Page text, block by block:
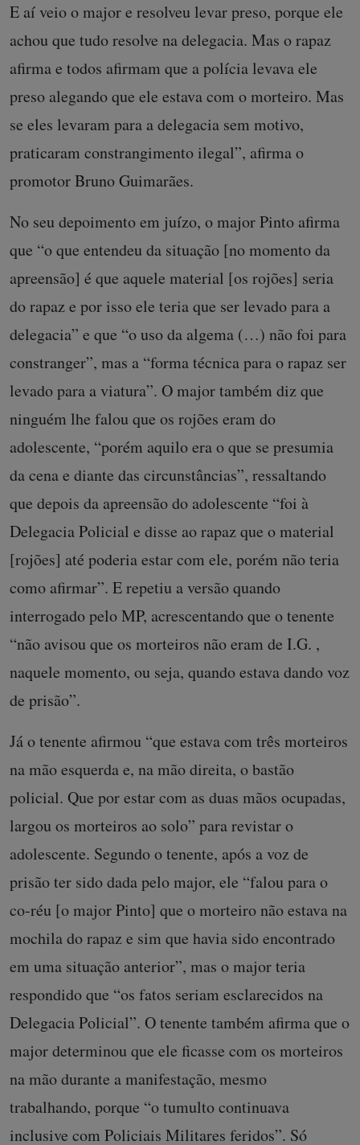
E aí veio o major e resolveu levar preso, porque ele
achou que tudo resolve na delegacia. Mas o rapaz
afirma e todos afirmam que a polícia levava ele
preso alegando que ele estava com o morteiro. Mas
se eles levaram para a delegacia sem motivo,
praticaram constrangimento ilegal”, afirma o
promotor Bruno Guimarães.
No seu depoimento em juízo, o major Pinto afirma
que “o que entendeu da situação [no momento da
apreensão] é que aquele material [os rojões] seria
do rapaz e por isso ele teria que ser levado para a
delegacia” e que “o uso da algema (…) não foi para
constranger”, mas a “forma técnica para o rapaz ser
levado para a viatura”. O major também diz que
ninguém lhe falou que os rojões eram do
adolescente, “porém aquilo era o que se presumia
da cena e diante das circunstâncias”, ressaltando
que depois da apreensão do adolescente “foi à
Delegacia Policial e disse ao rapaz que o material
[rojões] até poderia estar com ele, porém não teria
como afirmar”. E repetiu a versão quando
interrogado pelo MP, acrescentando que o tenente
“não avisou que os morteiros não eram de I.G. ,
naquele momento, ou seja, quando estava dando voz
de prisão”.
Já o tenente afirmou “que estava com três morteiros
na mão esquerda e, na mão direita, o bastão
policial. Que por estar com as duas mãos ocupadas,
largou os morteiros ao solo” para revistar o
adolescente. Segundo o tenente, após a voz de
prisão ter sido dada pelo major, ele “falou para o
co-réu [o major Pinto] que o morteiro não estava na
mochila do rapaz e sim que havia sido encontrado
em uma situação anterior”, mas o major teria
respondido que “os fatos seriam esclarecidos na
Delegacia Policial”. O tenente também afirma que o
major determinou que ele ficasse com os morteiros
na mão durante a manifestação, mesmo
trabalhando, porque “o tumulto continuava
inclusive com Policiais Militares feridos”. Só